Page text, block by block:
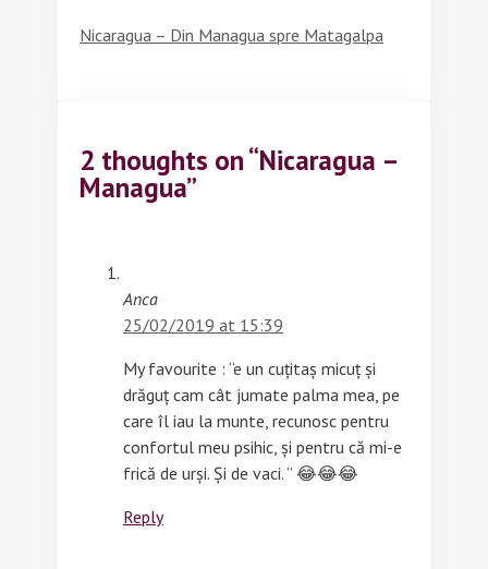
Nicaragua – Din Managua spre Matagalpa
2 thoughts on “Nicaragua –
Managua”
Anca
25/02/2019 at 15:39
My favourite : “e un cuțitaș micuț și
drăguț cam cât jumate palma mea, pe
care îl iau la munte, recunosc pentru
confortul meu psihic, și pentru că mi-e
frică de urși. Și de vaci. ” 😂😂😂
Reply